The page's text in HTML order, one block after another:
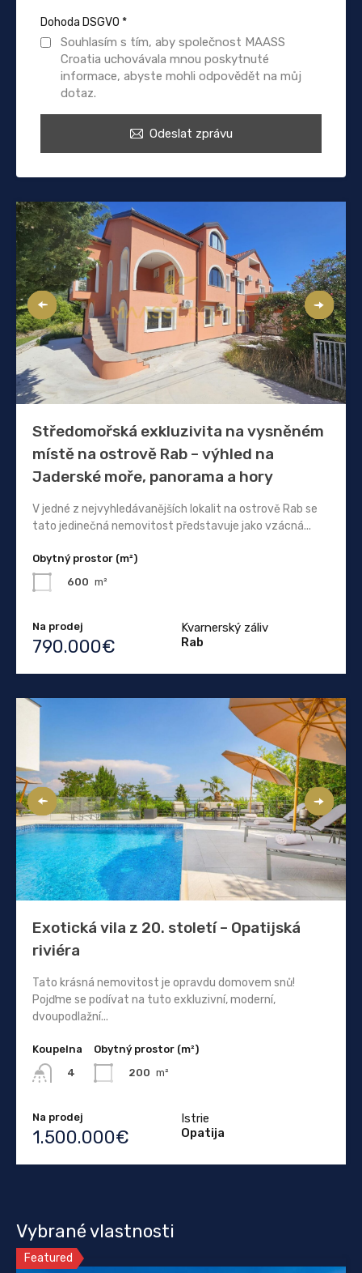
Dohoda DSGVO *
Souhlasím s tím, aby společnost MAASS
Croatia uchovávala mnou poskytnuté
informace, abyste mohli odpovědět na můj
dotaz.
Odeslat zprávu
Středomořská exkluzivita na vysněném
místě na ostrově Rab – výhled na
Jaderské moře, panorama a hory
V jedné z nejvyhledávanějších lokalit na ostrově Rab se
tato jedinečná nemovitost představuje jako vzácná...
Obytný prostor (m²)
600 m²
Na prodej
790.000€
Kvarnerský záliv
Rab
Exotická vila z 20. století – Opatijská
riviéra
Tato krásná nemovitost je opravdu domovem snů!
Pojďme se podívat na tuto exkluzivní, moderní,
dvoupodlažní...
Koupelna
4
Obytný prostor (m²)
200 m²
Na prodej
1.500.000€
Istrie
Opatija
Vybrané vlastnosti
Featured